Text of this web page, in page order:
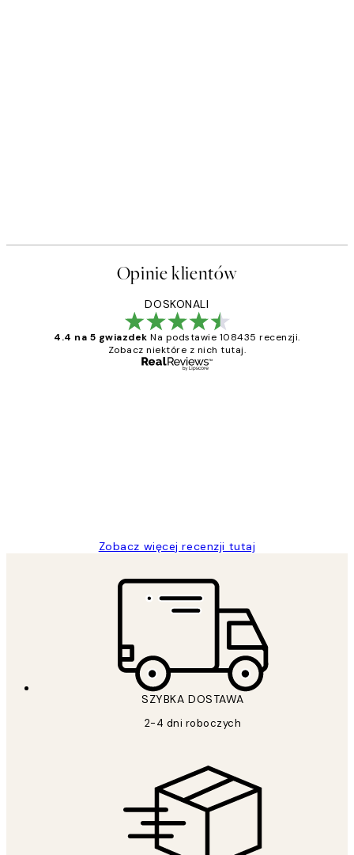
Opinie klientów
DOSKONALI
4.4 na 5 gwiazdek Na podstawie 108435 recenzji.
Zobacz niektóre z nich tutaj.
Zobacz więcej recenzji tutaj
SZYBKA DOSTAWA
2-4 dni roboczych